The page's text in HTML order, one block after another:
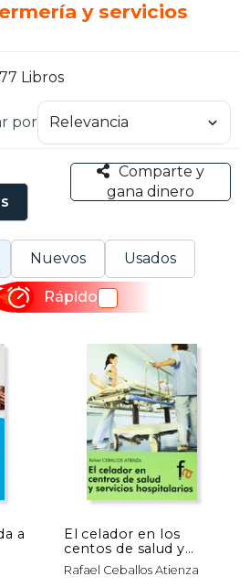
y servicios
Libros
por
Comparte y
gana dinero
Nuevos Usados
Rápido
a
El celador en los
centos de salud y
servicios hospitalarios
Rafael Ceballos Atienza